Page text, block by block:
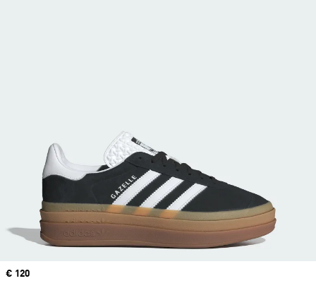
Precio
€ 120